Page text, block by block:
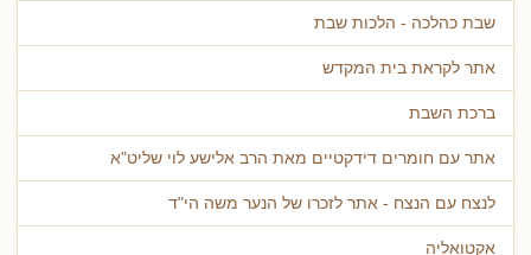
שבת כהלכה - הלכות שבת
אתר לקראת בית המקדש
ברכת השבת
אתר עם חומרים דידקטיים מאת הרב אלישע לוי שליט"א
לנצח עם הנצח - אתר לזכרו של הנער משה הי"ד
אקטואליה